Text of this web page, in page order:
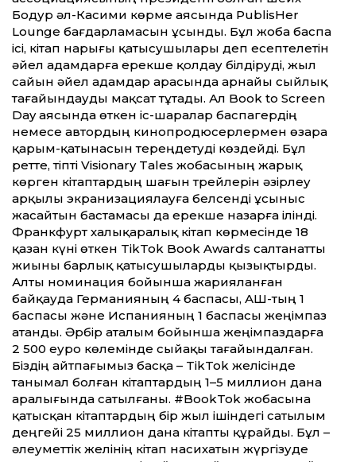
Бодур әл-Касими көрме аясында PublisHer
Lounge бағдарламасын ұсынды. Бұл жоба баспа
ісі, кітап нарығы қатысушылары деп есептелетін
әйел адамдарға ерекше қолдау білдіруді, жыл
сайын әйел адамдар арасында арнайы сыйлық
тағайындауды мақсат тұтады. Ал Book to Screen
Day аясында өткен іс-шаралар баспагердің
немесе автордың кинопродюсерлермен өзара
қарым-қатынасын тереңдетуді көздейді. Бұл
ретте, тіпті Visionary Tales жобасының жарық
көрген кітаптардың шағын трейлерін әзірлеу
арқылы экранизациялауға белсенді ұсыныс
жасайтын бастамасы да ерекше назарға ілінді.
Франкфурт халықаралық кітап көрмесінде 18
қазан күні өткен TikTok Book Awards салтанатты
жиыны барлық қатысушыларды қызықтырды.
Алты номинация бойынша жарияланған
байқауда Германия­ның 4 баспасы, АҚШ-тың 1
баспасы және Испанияның 1 баспасы жеңімпаз
атанды. Әрбір аталым бойынша жеңімпаздарға
2 500 еуро көлемінде сыйақы тағайындалған.
Біздің айтпағымыз басқа – TikTok желісінде
танымал болған кітаптардың 1–5 миллион дана
аралығында сатылғаны. #BookTok жобасына
қатысқан кітаптардың бір жыл ішіндегі сатылым
деңгейі 25 миллион дана кітапты құрайды. Бұл –
әлеуметтік желінің кітап насихатын жүргізуде